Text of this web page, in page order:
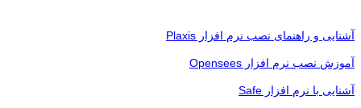
آشنایی و راهنمای نصب نرم افزار Plaxis
آموزش نصب نرم افزار Opensees
آشنایی با نرم افزار Safe